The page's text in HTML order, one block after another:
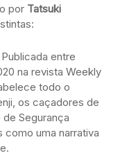
por Tatsuki
Publicada entre
na revista Weekly
todo o
os caçadores de
Segurança
como uma narrativa